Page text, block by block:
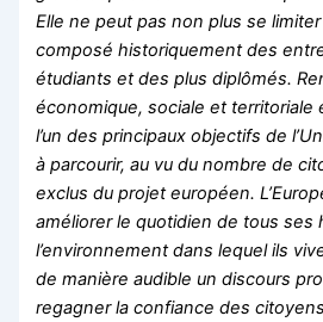
Elle ne peut pas non plus se
composé historiquement des
étudiants et des plus diplômés.
économique, sociale et territoriale
l’un des principaux objectifs de
à parcourir, au vu du nombre de
exclus du projet européen.
améliorer le quotidien de tous ses
l’environnement dans lequel ils
de manière audible un discours
regagner la confiance des